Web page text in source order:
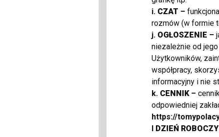
i.CZAT –
rozmów (w formie
j.OGŁOSZENIE –
niezależnie od
Użytkowników,
współpracy,
informacyjny i nie
k. CENNIK–
odpowiedniej
https://
DZIEŃ ROBOCZY
Komplet Paparazzi
Komplet
Powiązana firma:VIP